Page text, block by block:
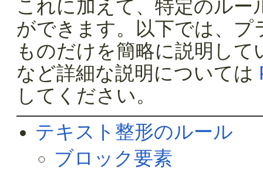
これに加えて、特定のル
ができます。以下では、
ものだけを簡略に説明し
など詳細な説明については
してください。
テキスト整形のルール
ブロック要素